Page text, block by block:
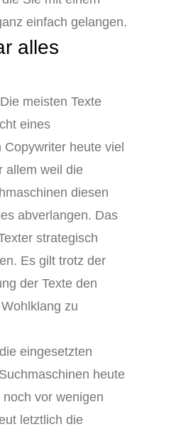
einfach gelangen.
alles
meisten Texte
eines
Copywriter heute viel
allem weil die
diesen
abverlangen. Das
strategisch
Es gilt trotz der
der Texte den
zu
eingesetzten
heute
vor wenigen
letztlich die